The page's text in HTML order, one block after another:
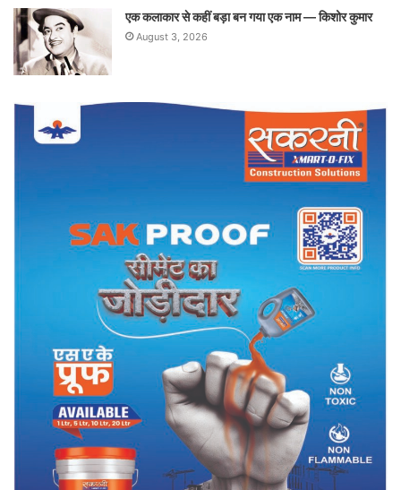
एक कलाकार से कहीं बड़ा बन गया एक नाम — किशोर कुमार
August 3, 2026